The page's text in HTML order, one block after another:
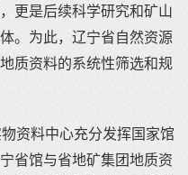
更是后续科学研究和矿山
。为此，辽宁省自然资源
质资料的系统性筛选和规
资料中心充分发挥国家馆
省馆与省地矿集团地质资